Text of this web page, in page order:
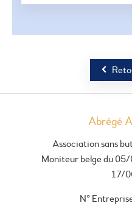
Abrégé
Association sans
Moniteur belge du
17/
N°